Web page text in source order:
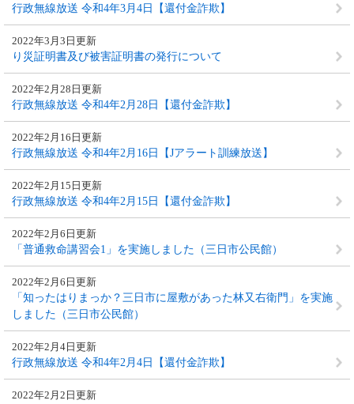
行政無線放送 令和4年3月4日【還付金詐欺】
り災証明書及び被害証明書の発行について
2022年3月3日更新
行政無線放送 令和4年2月28日【還付金詐欺】
2022年2月28日更新
行政無線放送 令和4年2月16日【Jアラート訓練放送】
2022年2月16日更新
行政無線放送 令和4年2月15日【還付金詐欺】
2022年2月15日更新
「普通救命講習会1」を実施しました（三日市公民館）
2022年2月6日更新
「知ったはりまっか？三日市に屋敷があった林又右衛門」を実施
しました（三日市公民館）
2022年2月6日更新
行政無線放送 令和4年2月4日【還付金詐欺】
2022年2月4日更新
2022年2月2日更新